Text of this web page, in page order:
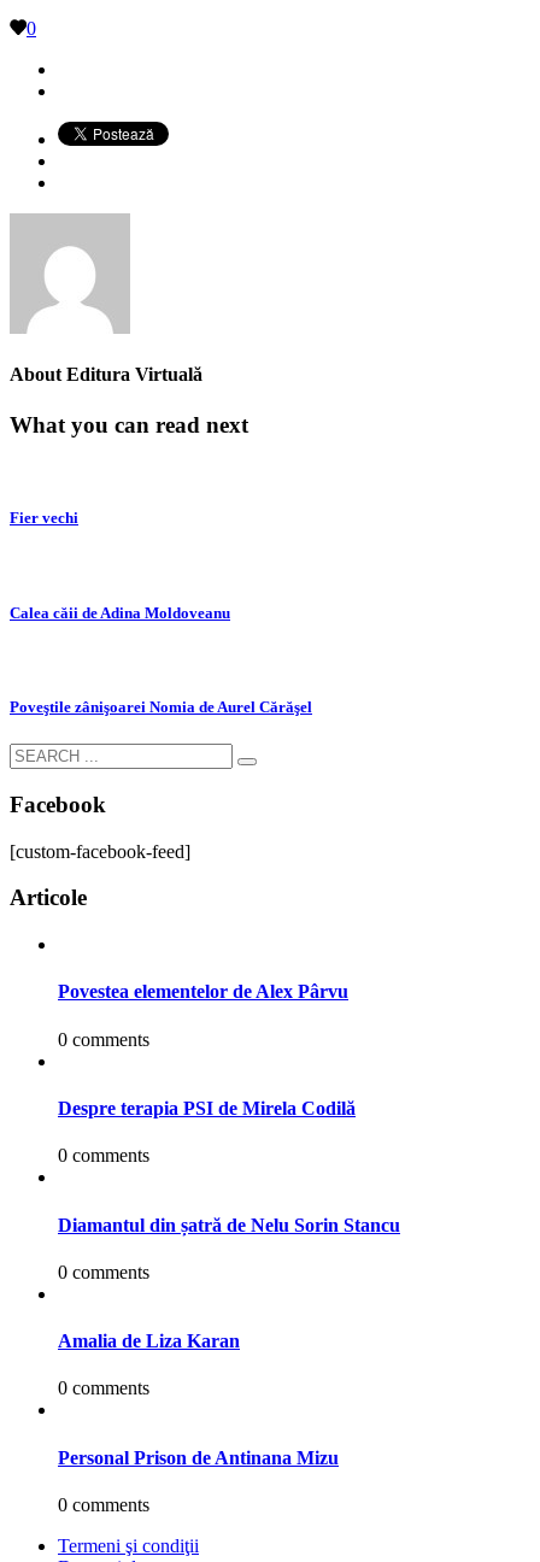
0
About Editura Virtuală
What you can read next
Fier vechi
Calea căii de Adina Moldoveanu
Poveştile zânişoarei Nomia de Aurel Cărăşel
Facebook
[custom-facebook-feed]
Articole
Povestea elementelor de Alex Pârvu
0 comments
Despre terapia PSI de Mirela Codilă
0 comments
Diamantul din șatră de Nelu Sorin Stancu
0 comments
Amalia de Liza Karan
0 comments
Personal Prison de Antinana Mizu
0 comments
Termeni şi condiţii